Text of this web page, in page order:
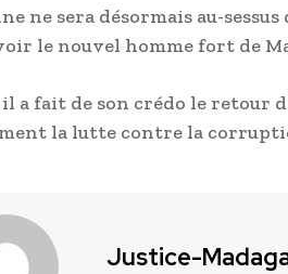
ne sera désormais au-
le nouvel homme fort de
il a fait de son crédo le retour
la lutte contre la
Justice-